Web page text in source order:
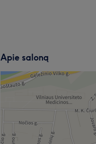
Apie saloną